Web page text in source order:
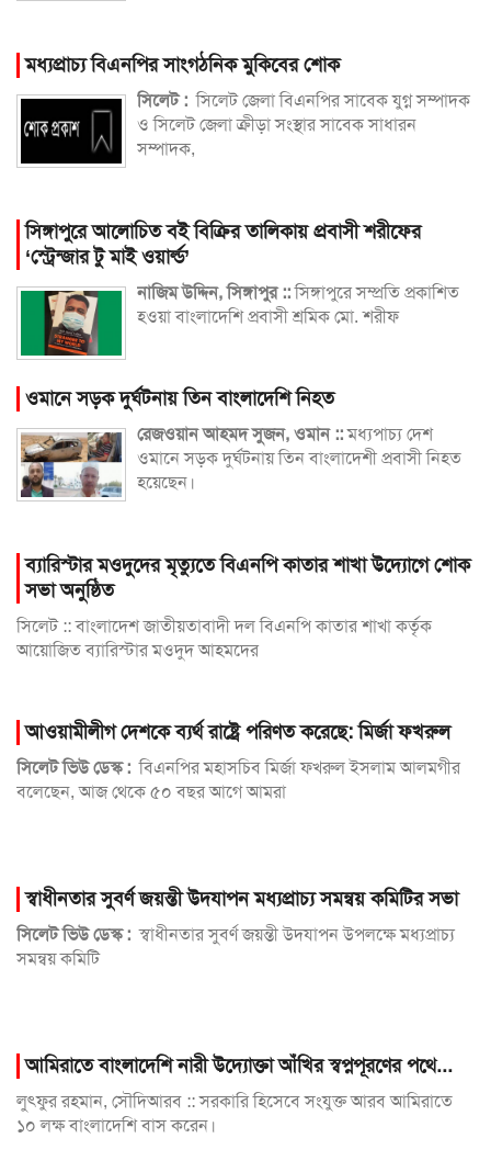
মধ্যপ্রাচ্য বিএনপির সাংগঠনিক মুকিবের শোক
সিলেট : সিলেট জেলা বিএনপির সাবেক যুগ্ন সম্পাদক
ও সিলেট জেলা ক্রীড়া সংস্থার সাবেক সাধারন
সম্পাদক,
সিঙ্গাপুরে আলোচিত বই বিক্রির তালিকায় প্রবাসী শরীফের
‘স্ট্রেন্জার টু মাই ওয়ার্ল্ড’
নাজিম উদ্দিন, সিঙ্গাপুর ::সিঙ্গাপুরে সম্প্রতি প্রকাশিত
হওয়া বাংলাদেশি প্রবাসী শ্রমিক মো. শরীফ
ওমানে সড়ক দুর্ঘটনায় তিন বাংলাদেশি নিহত
রেজওয়ান আহমদ সুজন, ওমান ::মধ্যপাচ্য দেশ
ওমানে সড়ক দুর্ঘটনায় তিন বাংলাদেশী প্রবাসী নিহত
হয়েছেন।
ব্যারিস্টার মওদুদের মৃত্যুতে বিএনপি কাতার শাখা উদ্যোগে শোক
সভা অনুষ্ঠিত
সিলেট :: বাংলাদেশ জাতীয়তাবাদী দল বিএনপি কাতার শাখা কর্তৃক
আয়োজিত ব্যারিস্টার মওদুদ আহমদের
আওয়ামীলীগ দেশকে ব্যর্থ রাষ্ট্রে পরিণত করেছে: মির্জা ফখরুল
সিলেট ভিউ ডেস্ক :বিএনপির মহাসচিব মির্জা ফখরুল ইসলাম আলমগীর
বলেছেন, আজ থেকে ৫০ বছর আগে আমরা
স্বাধীনতার সুবর্ণ জয়ন্তী উদযাপন মধ্যপ্রাচ্য সমন্বয় কমিটির সভা
সিলেট ভিউ ডেস্ক : স্বাধীনতার সুবর্ণ জয়ন্তী উদযাপন উপলক্ষে মধ্যপ্রাচ্য
সমন্বয় কমিটি
আমিরাতে বাংলাদেশি নারী উদ্যোক্তা আঁখির স্বপ্নপূরণের পথে...
লুৎফুর রহমান, সৌদিআরব :: সরকারি হিসেবে সংযুক্ত আরব আমিরাতে
১০ লক্ষ বাংলাদেশি বাস করেন।